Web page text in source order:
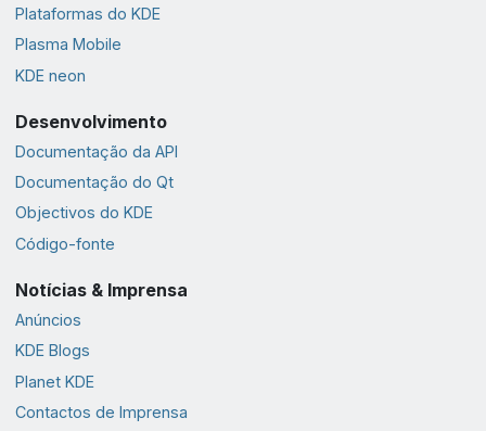
Plataformas do KDE
Plasma Mobile
KDE neon
Desenvolvimento
Documentação da API
Documentação do Qt
Objectivos do KDE
Código-fonte
Notícias & Imprensa
Anúncios
KDE Blogs
Planet KDE
Contactos de Imprensa